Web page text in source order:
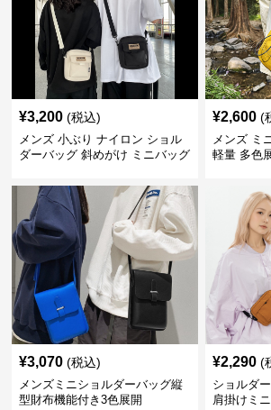
¥3,200 (税込)
メンズ 小ぶり ナイロン ショル
ダーバッグ 斜めがけ ミニバッグ
¥2,600 (
メンズ ミ
軽量 多色
¥3,070 (税込)
メンズミニショルダーバッグ縦
型財布機能付き3色展開
¥2,290 (
ショルダ
肩掛けミ